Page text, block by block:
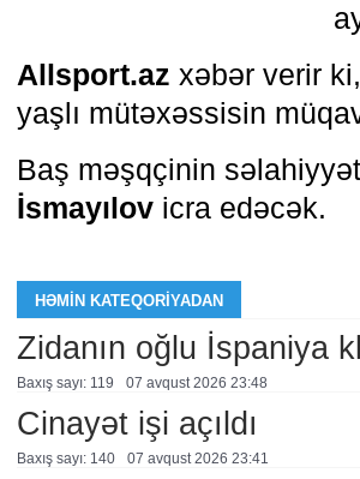
Allsport.az xəbər verir
yaşlı mütəxəssisin
Baş məşqçinin
İsmayılovicra edəcək.
HƏMIN KATEQORIYADAN
Zidanın oğlu İspaniya
Baxış sayı: 119 07 avqust 2026 23:48
Cinayət işi açıldı
Baxış sayı: 140 07 avqust 2026 23:41